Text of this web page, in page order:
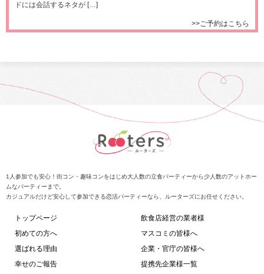
ドには会話するネタが […]
>>ご予約はこちら
1人参加でも安心！街コン・趣味コンをはじめ大人数の立食パーティーから少人数のアットホー
ムなパーティーまで。
カジュアルだけど安心して参加できる恋活パーティーなら、ルーターズにお任せください。
トップページ
初めての方へ
選ばれる理由
幸せのご報告
飲食店経営の業者様
マスコミの皆様へ
企業・官庁の皆様へ
提携先企業様一覧